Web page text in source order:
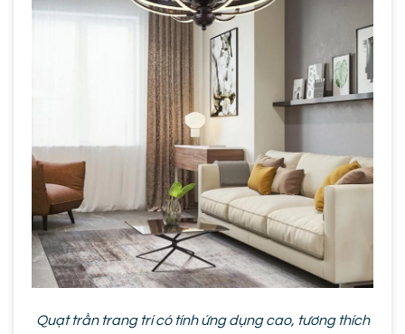
Quạt trần trang trí có tính ứng dụng cao, tương thích